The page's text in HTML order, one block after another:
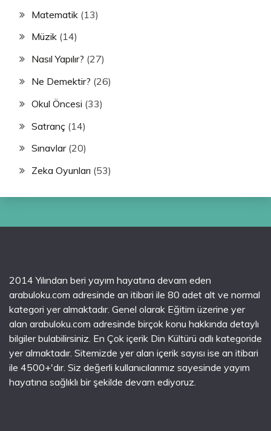
Matematik (13)
Müzik (14)
Nasıl Yapılır? (27)
Ne Demektir? (26)
Okul Öncesi (33)
Satranç (14)
Sınavlar(20)
Zeka Oyunları (53)
2014 Yılından beri yayım hayatına devam eden
arabuloku.com adresinde an itibari ile 80 adet alt ve normal
kategori yer almaktadır. Genel olarak Eğitim üzerine yer
alan arabuloku.com adresinde birçok konu hakkında detaylı
bilgiler bulabilirsiniz. En Çok içerik Din Kültürü adlı kategoride
yer almaktadır. Sitemizde yer alan içerik sayısı ise an itibari
ile 4500+'dır. Siz değerli kullanıcılarımız sayesinde yayım
hayatına sağlıklı bir şekilde devam ediyoruz.